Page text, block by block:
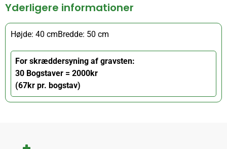
Yderligere informationer
Højde: 40 cmBredde: 50 cm
For skræddersyning af gravsten:
30 Bogstaver = 2000kr
(67kr pr. bogstav)